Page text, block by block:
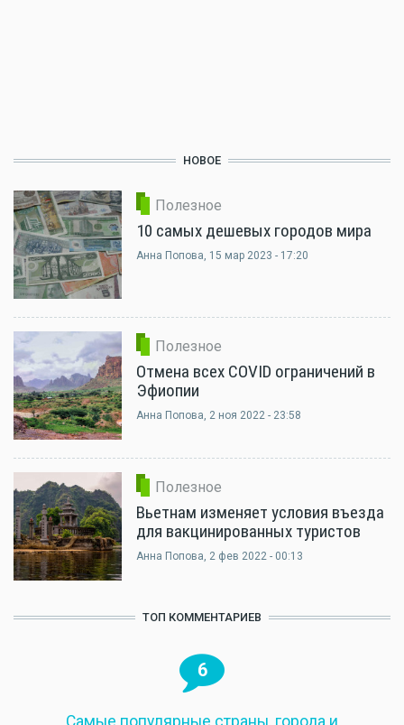
НОВОЕ
Полезное
10 самых дешевых городов мира
Анна Попова, 15 мар 2023 - 17:20
Полезное
Отмена всех COVID ограничений в
Эфиопии
Анна Попова, 2 ноя 2022 - 23:58
Полезное
Вьетнам изменяет условия въезда
для вакцинированных туристов
Анна Попова, 2 фев 2022 - 00:13
ТОП КОММЕНТАРИЕВ
6